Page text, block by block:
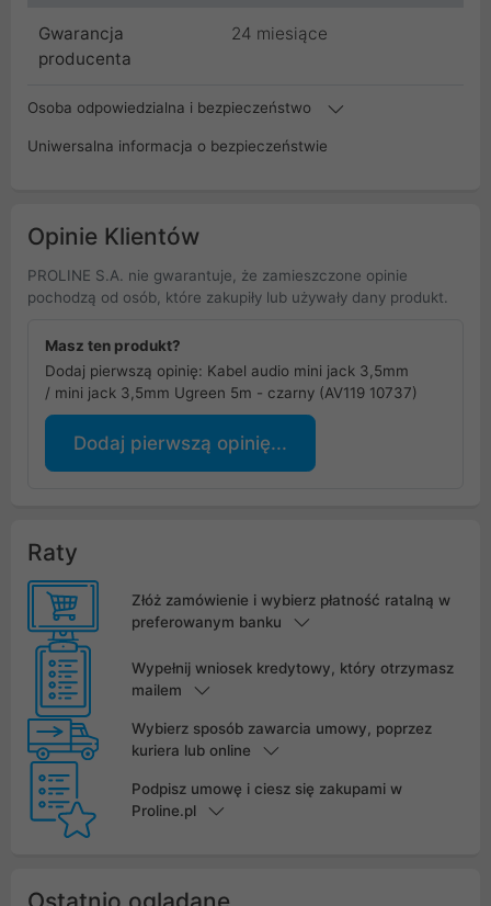
Gwarancja
producenta
24 miesiące
Osoba odpowiedzialna i bezpieczeństwo
Uniwersalna informacja o bezpieczeństwie
Opinie Klientów
PROLINE S.A. nie gwarantuje, że zamieszczone opinie
pochodzą od osób, które zakupiły lub używały dany produkt.
Masz ten produkt?
Dodaj pierwszą opinię: Kabel audio mini jack 3,5mm
/ mini jack 3,5mm Ugreen 5m - czarny (AV119 10737)
Dodaj pierwszą opinię...
Raty
Złóż zamówienie i wybierz płatność ratalną w
preferowanym banku
Wypełnij wniosek kredytowy, który otrzymasz
mailem
Wybierz sposób zawarcia umowy, poprzez
kuriera lub online
Podpisz umowę i ciesz się zakupami w
Proline.pl